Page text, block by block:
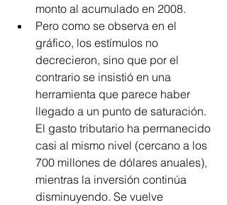
monto al acumulado en 2008.
Pero como se observa en el
gráfico, los estímulos no
decrecieron, sino que por el
contrario se insistió en una
herramienta que parece haber
llegado a un punto de saturación.
El gasto tributario ha permanecido
casi al mismo nivel (cercano a los
700 millones de dólares anuales),
mientras la inversión continúa
disminuyendo. Se vuelve